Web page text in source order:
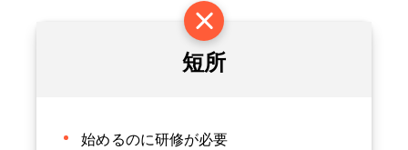
短所
始めるのに研修が必要